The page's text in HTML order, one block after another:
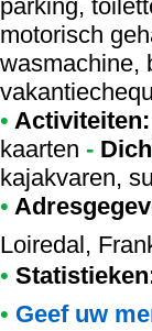
parking,
motorisch
wasmachine,
• Activiteiten:
kaarten -
kajakvaren,
•
Loiredal,
•
• Geef uw